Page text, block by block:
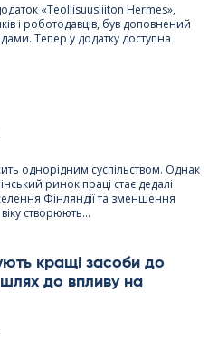
«Teol­li­suus­lii­ton Her­mes»,
і роботодавців, був доповнений
Тепер у додатку доступна
однорідним суспільством. Однак
ринок праці стає дедалі
Фінляндії та зменшення
створюють...
кращі засоби до
шлях до впливу на